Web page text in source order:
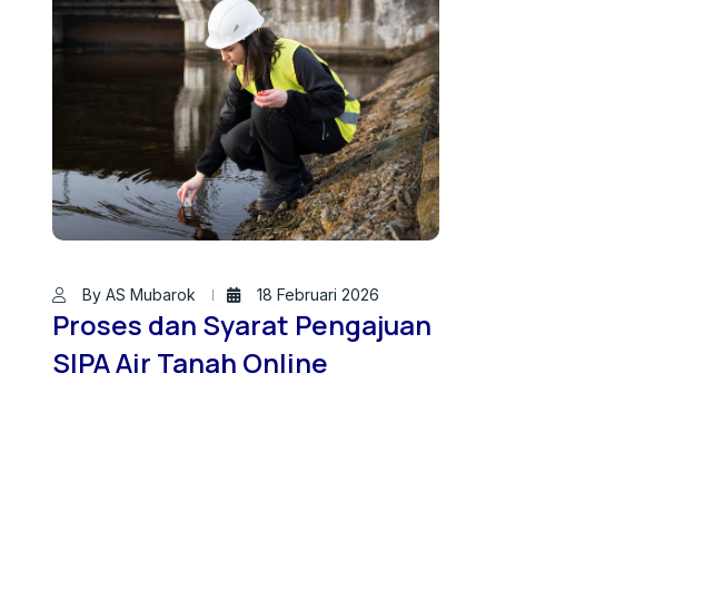
By AS Mubarok 18 Februari 2026
Proses dan Syarat Pengajuan
SIPA Air Tanah Online